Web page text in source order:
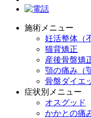
施術メニュー
妊活整体（
猫背矯正
産後骨盤矯
顎の痛み（
骨盤ダイエ
症状別メニュー
オスグッド
かかとの痛